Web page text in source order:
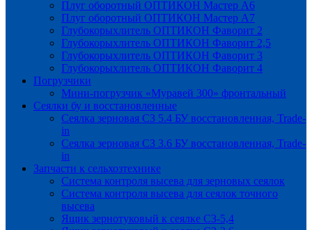
Плуг оборотный ОПТИКОН Мастер А6
Плуг оборотный ОПТИКОН Мастер А7
Глубокорыхлитель ОПТИКОН Фаворит 2
Глубокорыхлитель ОПТИКОН Фаворит 2,5
Глубокорыхлитель ОПТИКОН Фаворит 3
Глубокорыхлитель ОПТИКОН Фаворит 4
Погрузчики
Мини-погрузчик «Муравей 300» фронтальный
Сеялки бу и восстановленные
Сеялка зерновая СЗ 5.4 БУ восстановленная, Trade-
in
Сеялка зерновая СЗ 3.6 БУ восстановленная, Trade-
in
Запчасти к сельхозтехнике
Система контроля высева для зерновых сеялок
Система контроля высева для сеялок точного
высева
Ящик зернотуковый к сеялке СЗ-5,4